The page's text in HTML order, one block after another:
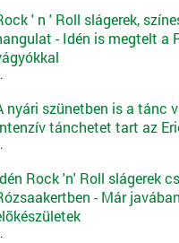
' n ' Roll slágerek,
- Idén is megtelt a
nyári szünetben is a tánc
tánchetet tart az
Rock 'n' Roll slágerek
- Már